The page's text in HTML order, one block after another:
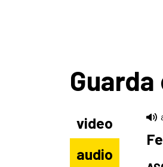
video
audio